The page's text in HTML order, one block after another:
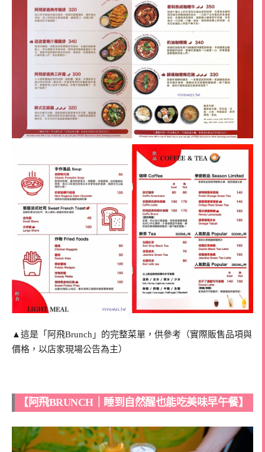
▲這是「阿飛Brunch」的完整菜單，供參考（實際販售品項與
價格，以店家現場公告為主）
【阿飛BRUNCH｜睡到自然醒也能吃美味早午餐】